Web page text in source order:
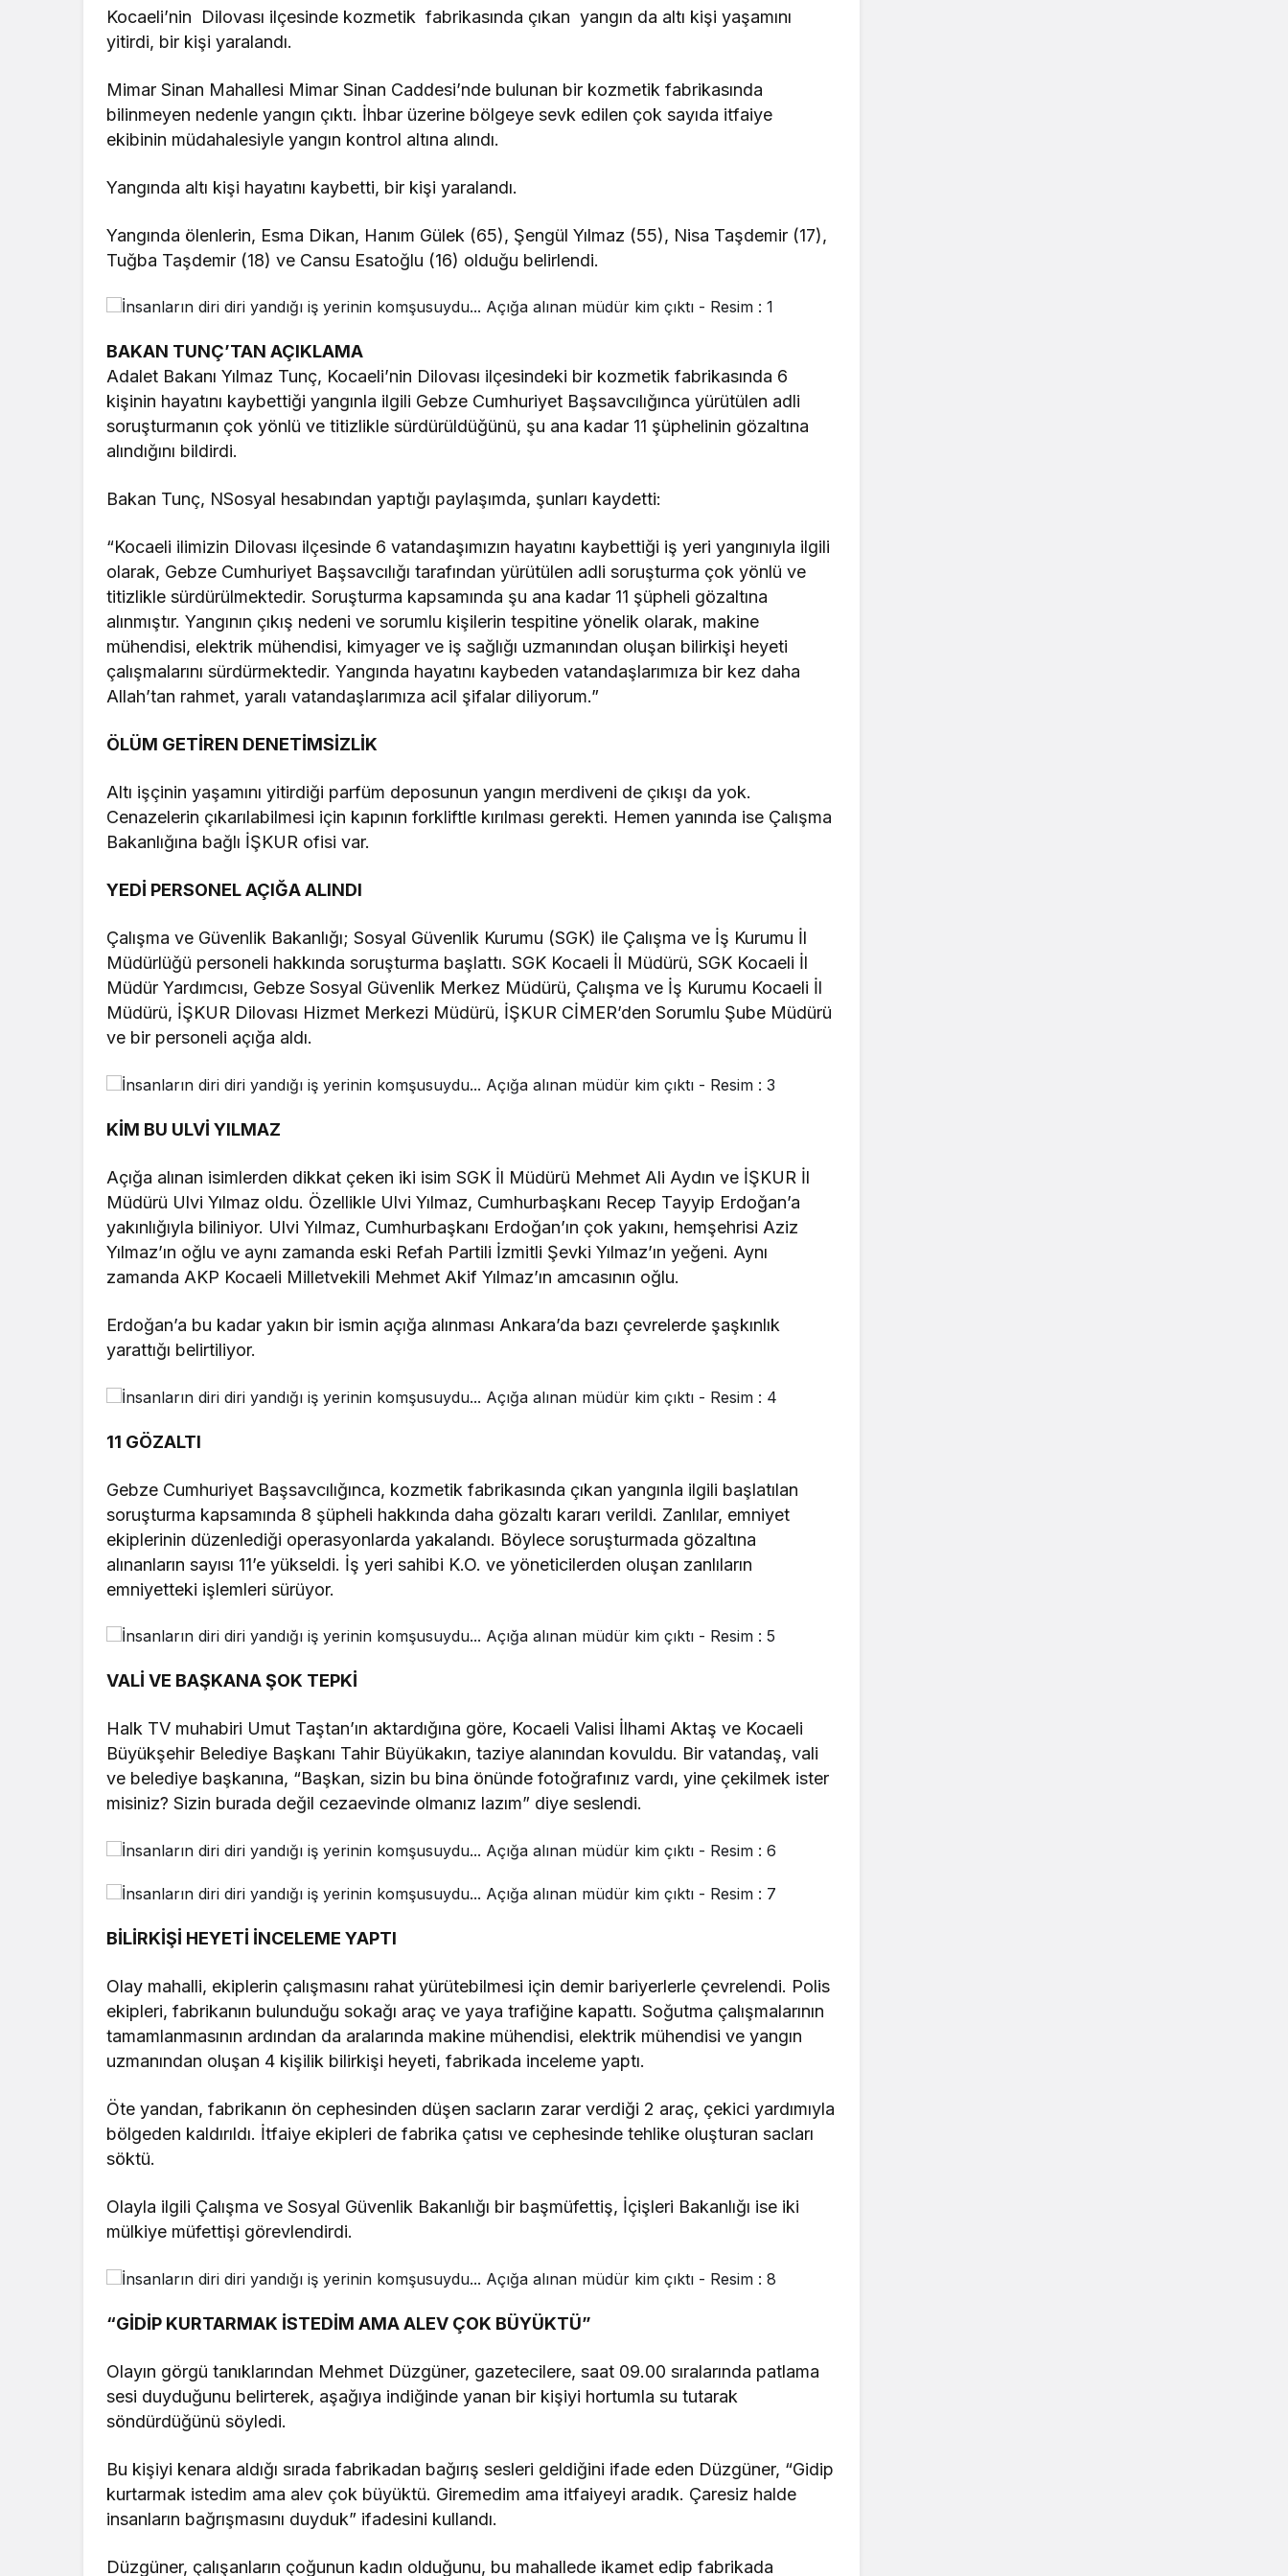
Kocaeli’nin Dilovası ilçesinde kozmetik fabrikasında çıkan yangın da altı kişi yaşamını
yitirdi, bir kişi yaralandı.
Mimar Sinan Mahallesi Mimar Sinan Caddesi’nde bulunan bir kozmetik fabrikasında
bilinmeyen nedenle yangın çıktı. İhbar üzerine bölgeye sevk edilen çok sayıda itfaiye
ekibinin müdahalesiyle yangın kontrol altına alındı.
Yangında altı kişi hayatını kaybetti, bir kişi yaralandı.
Yangında ölenlerin, Esma Dikan, Hanım Gülek (65), Şengül Yılmaz (55), Nisa Taşdemir (17),
Tuğba Taşdemir (18) ve Cansu Esatoğlu (16) olduğu belirlendi.
BAKAN TUNÇ’TAN AÇIKLAMA
Adalet Bakanı Yılmaz Tunç, Kocaeli’nin Dilovası ilçesindeki bir kozmetik fabrikasında 6
kişinin hayatını kaybettiği yangınla ilgili Gebze Cumhuriyet Başsavcılığınca yürütülen adli
soruşturmanın çok yönlü ve titizlikle sürdürüldüğünü, şu ana kadar 11 şüphelinin gözaltına
alındığını bildirdi.
Bakan Tunç, NSosyal hesabından yaptığı paylaşımda, şunları kaydetti:
“Kocaeli ilimizin Dilovası ilçesinde 6 vatandaşımızın hayatını kaybettiği iş yeri yangınıyla ilgili
olarak, Gebze Cumhuriyet Başsavcılığı tarafından yürütülen adli soruşturma çok yönlü ve
titizlikle sürdürülmektedir. Soruşturma kapsamında şu ana kadar 11 şüpheli gözaltına
alınmıştır. Yangının çıkış nedeni ve sorumlu kişilerin tespitine yönelik olarak, makine
mühendisi, elektrik mühendisi, kimyager ve iş sağlığı uzmanından oluşan bilirkişi heyeti
çalışmalarını sürdürmektedir. Yangında hayatını kaybeden vatandaşlarımıza bir kez daha
Allah’tan rahmet, yaralı vatandaşlarımıza acil şifalar diliyorum.”
ÖLÜM GETİREN DENETİMSİZLİK
Altı işçinin yaşamını yitirdiği parfüm deposunun yangın merdiveni de çıkışı da yok.
Cenazelerin çıkarılabilmesi için kapının forkliftle kırılması gerekti. Hemen yanında ise Çalışma
Bakanlığına bağlı İŞKUR ofisi var.
YEDİ PERSONEL AÇIĞA ALINDI
Çalışma ve Güvenlik Bakanlığı; Sosyal Güvenlik Kurumu (SGK) ile Çalışma ve İş Kurumu İl
Müdürlüğü personeli hakkında soruşturma başlattı. SGK Kocaeli İl Müdürü, SGK Kocaeli İl
Müdür Yardımcısı, Gebze Sosyal Güvenlik Merkez Müdürü, Çalışma ve İş Kurumu Kocaeli İl
Müdürü, İŞKUR Dilovası Hizmet Merkezi Müdürü, İŞKUR CİMER’den Sorumlu Şube Müdürü
ve bir personeli açığa aldı.
KİM BU ULVİ YILMAZ
Açığa alınan isimlerden dikkat çeken iki isim SGK İl Müdürü Mehmet Ali Aydın ve İŞKUR İl
Müdürü Ulvi Yılmaz oldu. Özellikle Ulvi Yılmaz, Cumhurbaşkanı Recep Tayyip Erdoğan’a
yakınlığıyla biliniyor. Ulvi Yılmaz, Cumhurbaşkanı Erdoğan’ın çok yakını, hemşehrisi Aziz
Yılmaz’ın oğlu ve aynı zamanda eski Refah Partili İzmitli Şevki Yılmaz’ın yeğeni. Aynı
zamanda AKP Kocaeli Milletvekili Mehmet Akif Yılmaz’ın amcasının oğlu.
Erdoğan’a bu kadar yakın bir ismin açığa alınması Ankara’da bazı çevrelerde şaşkınlık
yarattığı belirtiliyor.
11 GÖZALTI
Gebze Cumhuriyet Başsavcılığınca, kozmetik fabrikasında çıkan yangınla ilgili başlatılan
soruşturma kapsamında 8 şüpheli hakkında daha gözaltı kararı verildi. Zanlılar, emniyet
ekiplerinin düzenlediği operasyonlarda yakalandı. Böylece soruşturmada gözaltına
alınanların sayısı 11’e yükseldi. İş yeri sahibi K.O. ve yöneticilerden oluşan zanlıların
emniyetteki işlemleri sürüyor.
VALİ VE BAŞKANA ŞOK TEPKİ
Halk TV muhabiri Umut Taştan’ın aktardığına göre, Kocaeli Valisi İlhami Aktaş ve Kocaeli
Büyükşehir Belediye Başkanı Tahir Büyükakın, taziye alanından kovuldu. Bir vatandaş, vali
ve belediye başkanına, “Başkan, sizin bu bina önünde fotoğrafınız vardı, yine çekilmek ister
misiniz? Sizin burada değil cezaevinde olmanız lazım” diye seslendi.
BİLİRKİŞİ HEYETİ İNCELEME YAPTI
Olay mahalli, ekiplerin çalışmasını rahat yürütebilmesi için demir bariyerlerle çevrelendi. Polis
ekipleri, fabrikanın bulunduğu sokağı araç ve yaya trafiğine kapattı. Soğutma çalışmalarının
tamamlanmasının ardından da aralarında makine mühendisi, elektrik mühendisi ve yangın
uzmanından oluşan 4 kişilik bilirkişi heyeti, fabrikada inceleme yaptı.
Öte yandan, fabrikanın ön cephesinden düşen sacların zarar verdiği 2 araç, çekici yardımıyla
bölgeden kaldırıldı. İtfaiye ekipleri de fabrika çatısı ve cephesinde tehlike oluşturan sacları
söktü.
Olayla ilgili Çalışma ve Sosyal Güvenlik Bakanlığı bir başmüfettiş, İçişleri Bakanlığı ise iki
mülkiye müfettişi görevlendirdi.
“GİDİP KURTARMAK İSTEDİM AMA ALEV ÇOK BÜYÜKTÜ”
Olayın görgü tanıklarından Mehmet Düzgüner, gazetecilere, saat 09.00 sıralarında patlama
sesi duyduğunu belirterek, aşağıya indiğinde yanan bir kişiyi hortumla su tutarak
söndürdüğünü söyledi.
Bu kişiyi kenara aldığı sırada fabrikadan bağırış sesleri geldiğini ifade eden Düzgüner, “Gidip
kurtarmak istedim ama alev çok büyüktü. Giremedim ama itfaiyeyi aradık. Çaresiz halde
insanların bağrışmasını duyduk” ifadesini kullandı.
Düzgüner, çalışanların çoğunun kadın olduğunu, bu mahallede ikamet edip fabrikada